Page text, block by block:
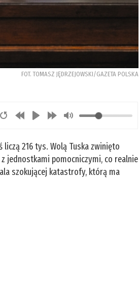
FOT. TOMASZ JĘDRZEJOWSKI/GAZETA POLSKA
216 tys. Wolą Tuska zwinięto
jednostkami pomocniczymi, co realnie
szokującej katastrofy, którą ma